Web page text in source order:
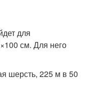
для
см. Для него
шерсть, 225 м в 50